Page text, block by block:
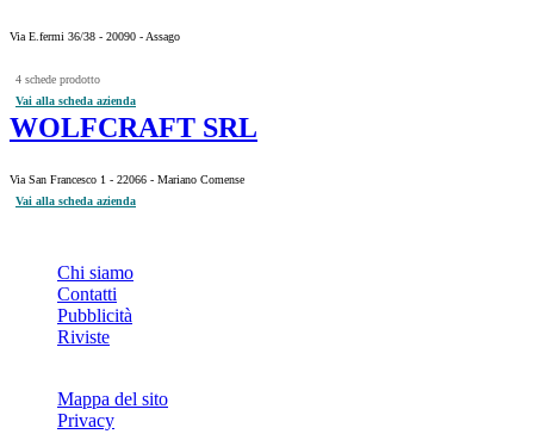
Via E.fermi 36/38 - 20090 - Assago
4 schede prodotto
Vai alla scheda azienda
WOLFCRAFT SRL
Via San Francesco 1 - 22066 - Mariano Comense
Vai alla scheda azienda
Chi siamo
Contatti
Pubblicità
Riviste
Mappa del sito
Privacy